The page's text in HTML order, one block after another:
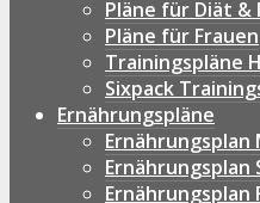
Pläne für Diät &
Pläne für Frauen
Trainingspläne
Sixpack
Ernährungspläne
Ernährungsplan
Ernährungsplan
Ernährungsplan